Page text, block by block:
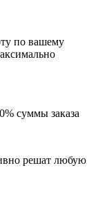
по вашему
суммы заказа
решат любую